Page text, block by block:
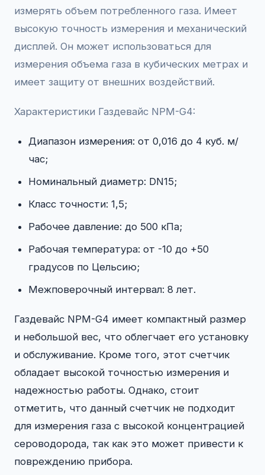
измерять объем потребленного газа. Имеет
высокую точность измерения и механический
дисплей. Он может использоваться для
измерения объема газа в кубических метрах и
имеет защиту от внешних воздействий.
Характеристики Газдевайс NPM-G4:
Диапазон измерения: от 0,016 до 4 куб. м/
час;
Номинальный диаметр: DN15;
Класс точности: 1,5;
Рабочее давление: до 500 кПа;
Рабочая температура: от -10 до +50
градусов по Цельсию;
Межповерочный интервал: 8 лет.
Газдевайс NPM-G4 имеет компактный размер
и небольшой вес, что облегчает его установку
и обслуживание. Кроме того, этот счетчик
обладает высокой точностью измерения и
надежностью работы. Однако, стоит
отметить, что данный счетчик не подходит
для измерения газа с высокой концентрацией
сероводорода, так как это может привести к
повреждению прибора.